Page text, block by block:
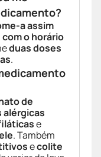
a assim
o horário
duas doses
.
de
alérgicas
e
. Também
ecolite